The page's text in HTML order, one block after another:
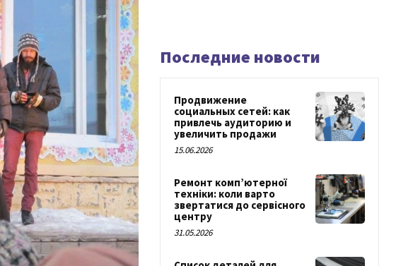
Последние новости
Продвижение
социальных сетей: как
привлечь аудиторию и
увеличить продажи
15.06.2026
Ремонт комп’ютерної
техніки: коли варто
звертатися до сервісного
центру
31.05.2026